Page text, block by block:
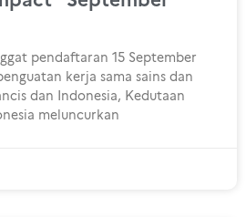
pendaftaran 15 September
kerja sama sains dan
dan Indonesia, Kedutaan
meluncurkan